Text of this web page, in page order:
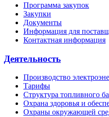
Программа закупок
Закупки
Документы
Информация для
Контактная информация
Деятельность
Производство
Тарифы
Структура топливного
Охрана здоровья и
Охраны окружающей